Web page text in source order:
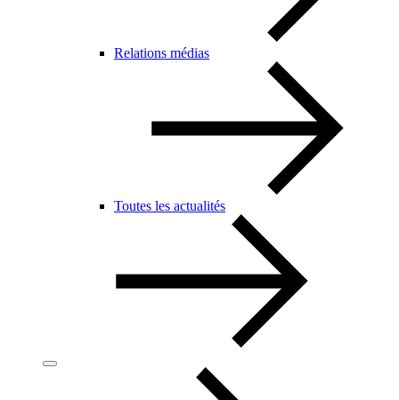
Relations médias
Toutes les actualités